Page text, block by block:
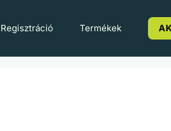
Regisztráció Termékek